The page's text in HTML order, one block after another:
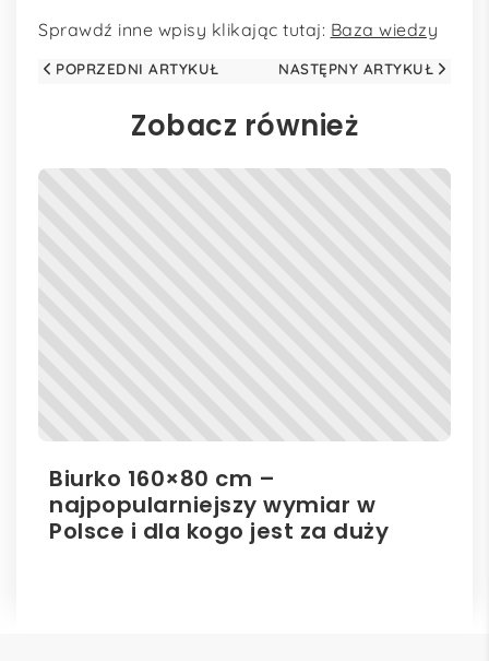
Sprawdź inne wpisy klikając tutaj: Baza wiedzy
POPRZEDNI ARTYKUŁ NASTĘPNY ARTYKUŁ
Zobacz również
Biurko 160×80 cm –
najpopularniejszy wymiar w
Polsce i dla kogo jest za duży